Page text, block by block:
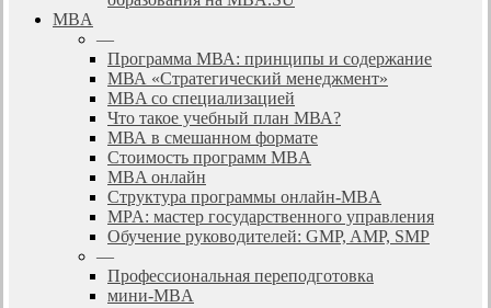
MBA
—
Программа МВА: принципы и содержание
МВА «Cтратегический менеджмент»
MBA со специализацией
Что такое учебный план МВА?
МВА в смешанном формате
Стоимость программ MBA
MBA онлайн
Cтруктура программы онлайн-MBA
MPA: мастер государственного управления
Обучение руководителей: GMP, AMP, SMP
—
Профессиональная переподготовка
мини-MBA